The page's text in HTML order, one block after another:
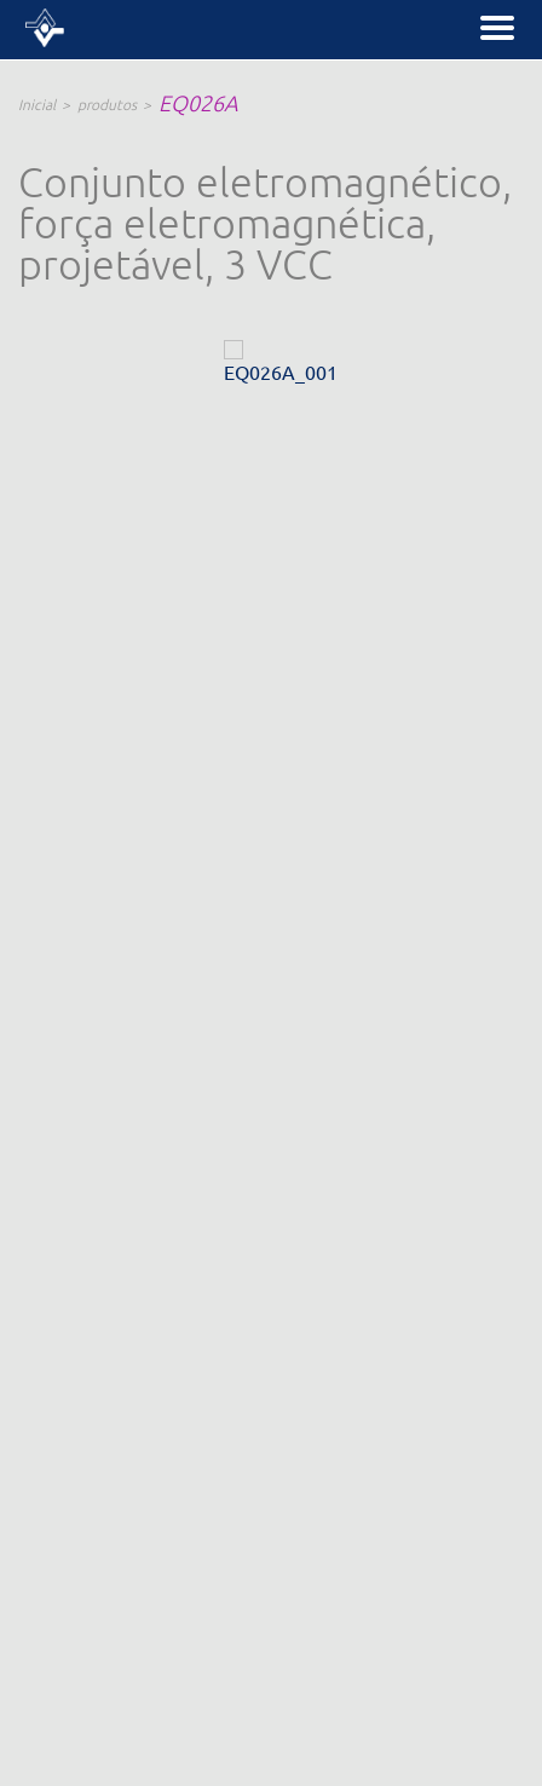
Inicial produtos EQ026A
Conjunto eletromagnético,
força eletromagnética,
projetável, 3 VCC